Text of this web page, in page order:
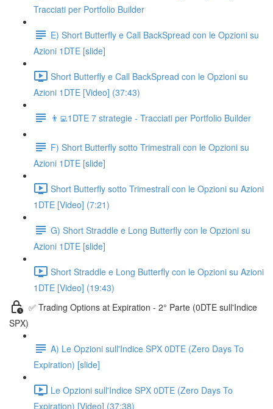
Tracciati per Portfolio Builder
E) Short Butterfly e Call BackSpread con le Opzioni su
Azioni 1DTE [slide]
Short Butterfly e Call BackSpread con le Opzioni su
Azioni 1DTE [Video] (37:43)
👨‍💻1DTE 7 strategie - Tracciati per Portfolio Builder
F) Short Butterfly sotto Trimestrali con le Opzioni su
Azioni 1DTE [slide]
Short Butterfly sotto Trimestrali con le Opzioni su Azioni
1DTE [Video] (7:21)
G) Short Straddle e Long Butterfly con le Opzioni su
Azioni 1DTE [slide]
Short Straddle e Long Butterfly con le Opzioni su Azioni
1DTE [Video] (19:43)
✅ Trading Options at Expiration - 2° Parte (0DTE sull'Indice
SPX)
A) Le Opzioni sull'Indice SPX 0DTE (Zero Days To
Expiration) [slide]
Le Opzioni sull'Indice SPX 0DTE (Zero Days To
Expiration) [Video] (37:38)